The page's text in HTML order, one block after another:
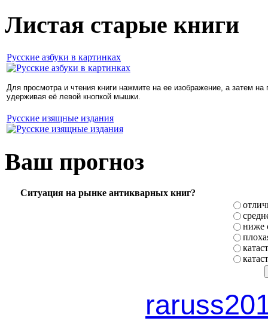
Листая старые книги
Русские азбуки в картинках
Для просмотра и чтения книги нажмите на ее изображение, а затем
удерживая её левой кнопкой мышки.
Русские изящные издания
Ваш прогноз
Ситуация на рынке антикварных книг?
ниже